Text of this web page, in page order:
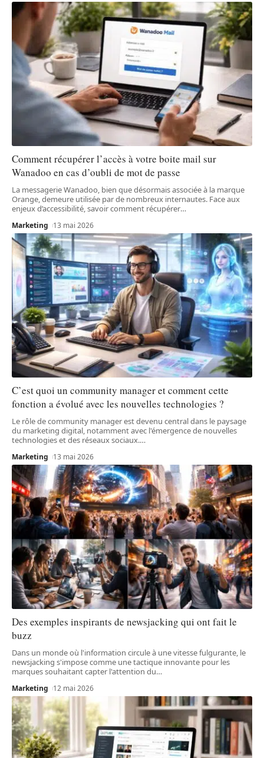
Comment récupérer l’accès à votre boite mail sur
Wanadoo en cas d’oubli de mot de passe
La messagerie Wanadoo, bien que désormais associée à la marque
Orange, demeure utilisée par de nombreux internautes. Face aux
enjeux d’accessibilité, savoir comment récupérer…
Marketing 13 mai 2026
C’est quoi un community manager et comment cette
fonction a évolué avec les nouvelles technologies ?
Le rôle de community manager est devenu central dans le paysage
du marketing digital, notamment avec l'émergence de nouvelles
technologies et des réseaux sociaux.…
Marketing 13 mai 2026
Des exemples inspirants de newsjacking qui ont fait le
buzz
Dans un monde où l'information circule à une vitesse fulgurante, le
newsjacking s'impose comme une tactique innovante pour les
marques souhaitant capter l'attention du…
Marketing 12 mai 2026